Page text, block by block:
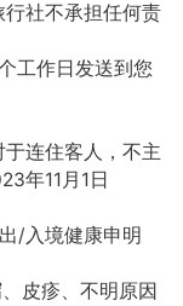
社不承担任何责
工作日发送到您
连住客人，不主
年11月1日
/入境健康申明
皮疹、不明原因